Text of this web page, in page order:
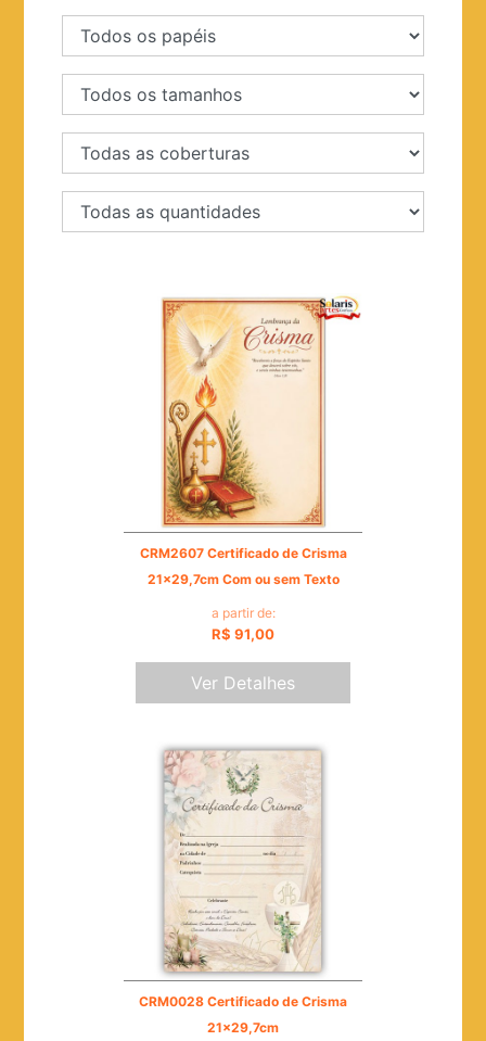
CRM2607 Certificado de Crisma
21x29,7cm Com ou sem Texto
a partir de:
R$ 91,00
Ver Detalhes
CRM0028 Certificado de Crisma
21x29,7cm